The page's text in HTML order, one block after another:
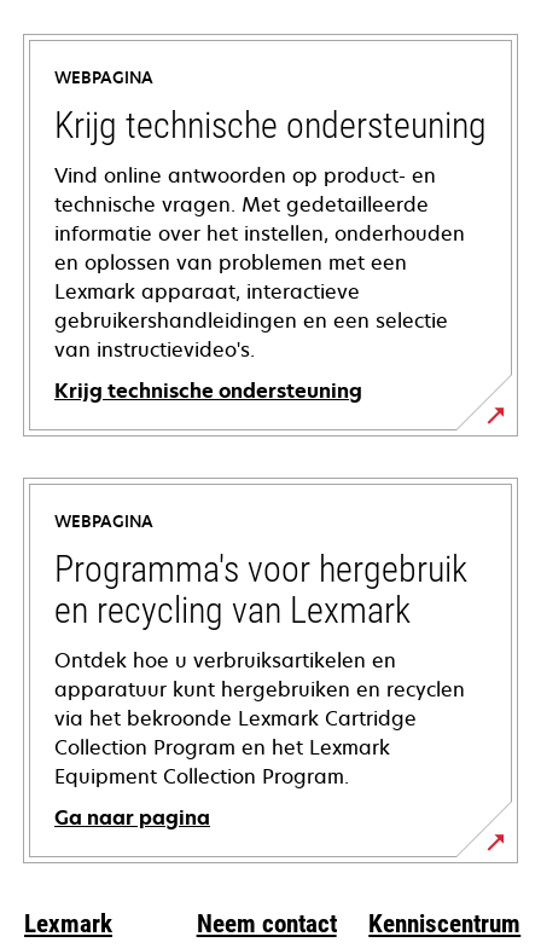
WEBPAGINA
Krijg technische ondersteuning
Vind online antwoorden op product- en
technische vragen. Met gedetailleerde
informatie over het instellen, onderhouden
en oplossen van problemen met een
Lexmark apparaat, interactieve
gebruikershandleidingen en een selectie
van instructievideo's.
Krijg technische ondersteuning
opens
in
new
tab
WEBPAGINA
Programma's voor hergebruik
en recycling van Lexmark
Ontdek hoe u verbruiksartikelen en
apparatuur kunt hergebruiken en recyclen
via het bekroonde Lexmark Cartridge
Collection Program en het Lexmark
Equipment Collection Program.
Ga naar pagina
Lexmark
Neem contact
Kenniscentrum